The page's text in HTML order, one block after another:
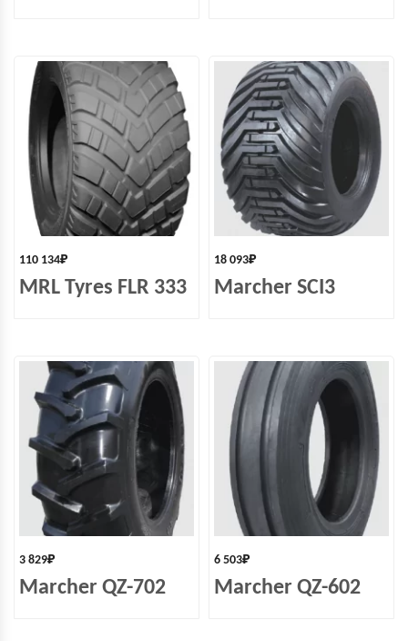
110 134₽
MRL Tyres FLR 333
18 093₽
Marcher SCI3
3 829₽
Marcher QZ-702
6 503₽
Marcher QZ-602